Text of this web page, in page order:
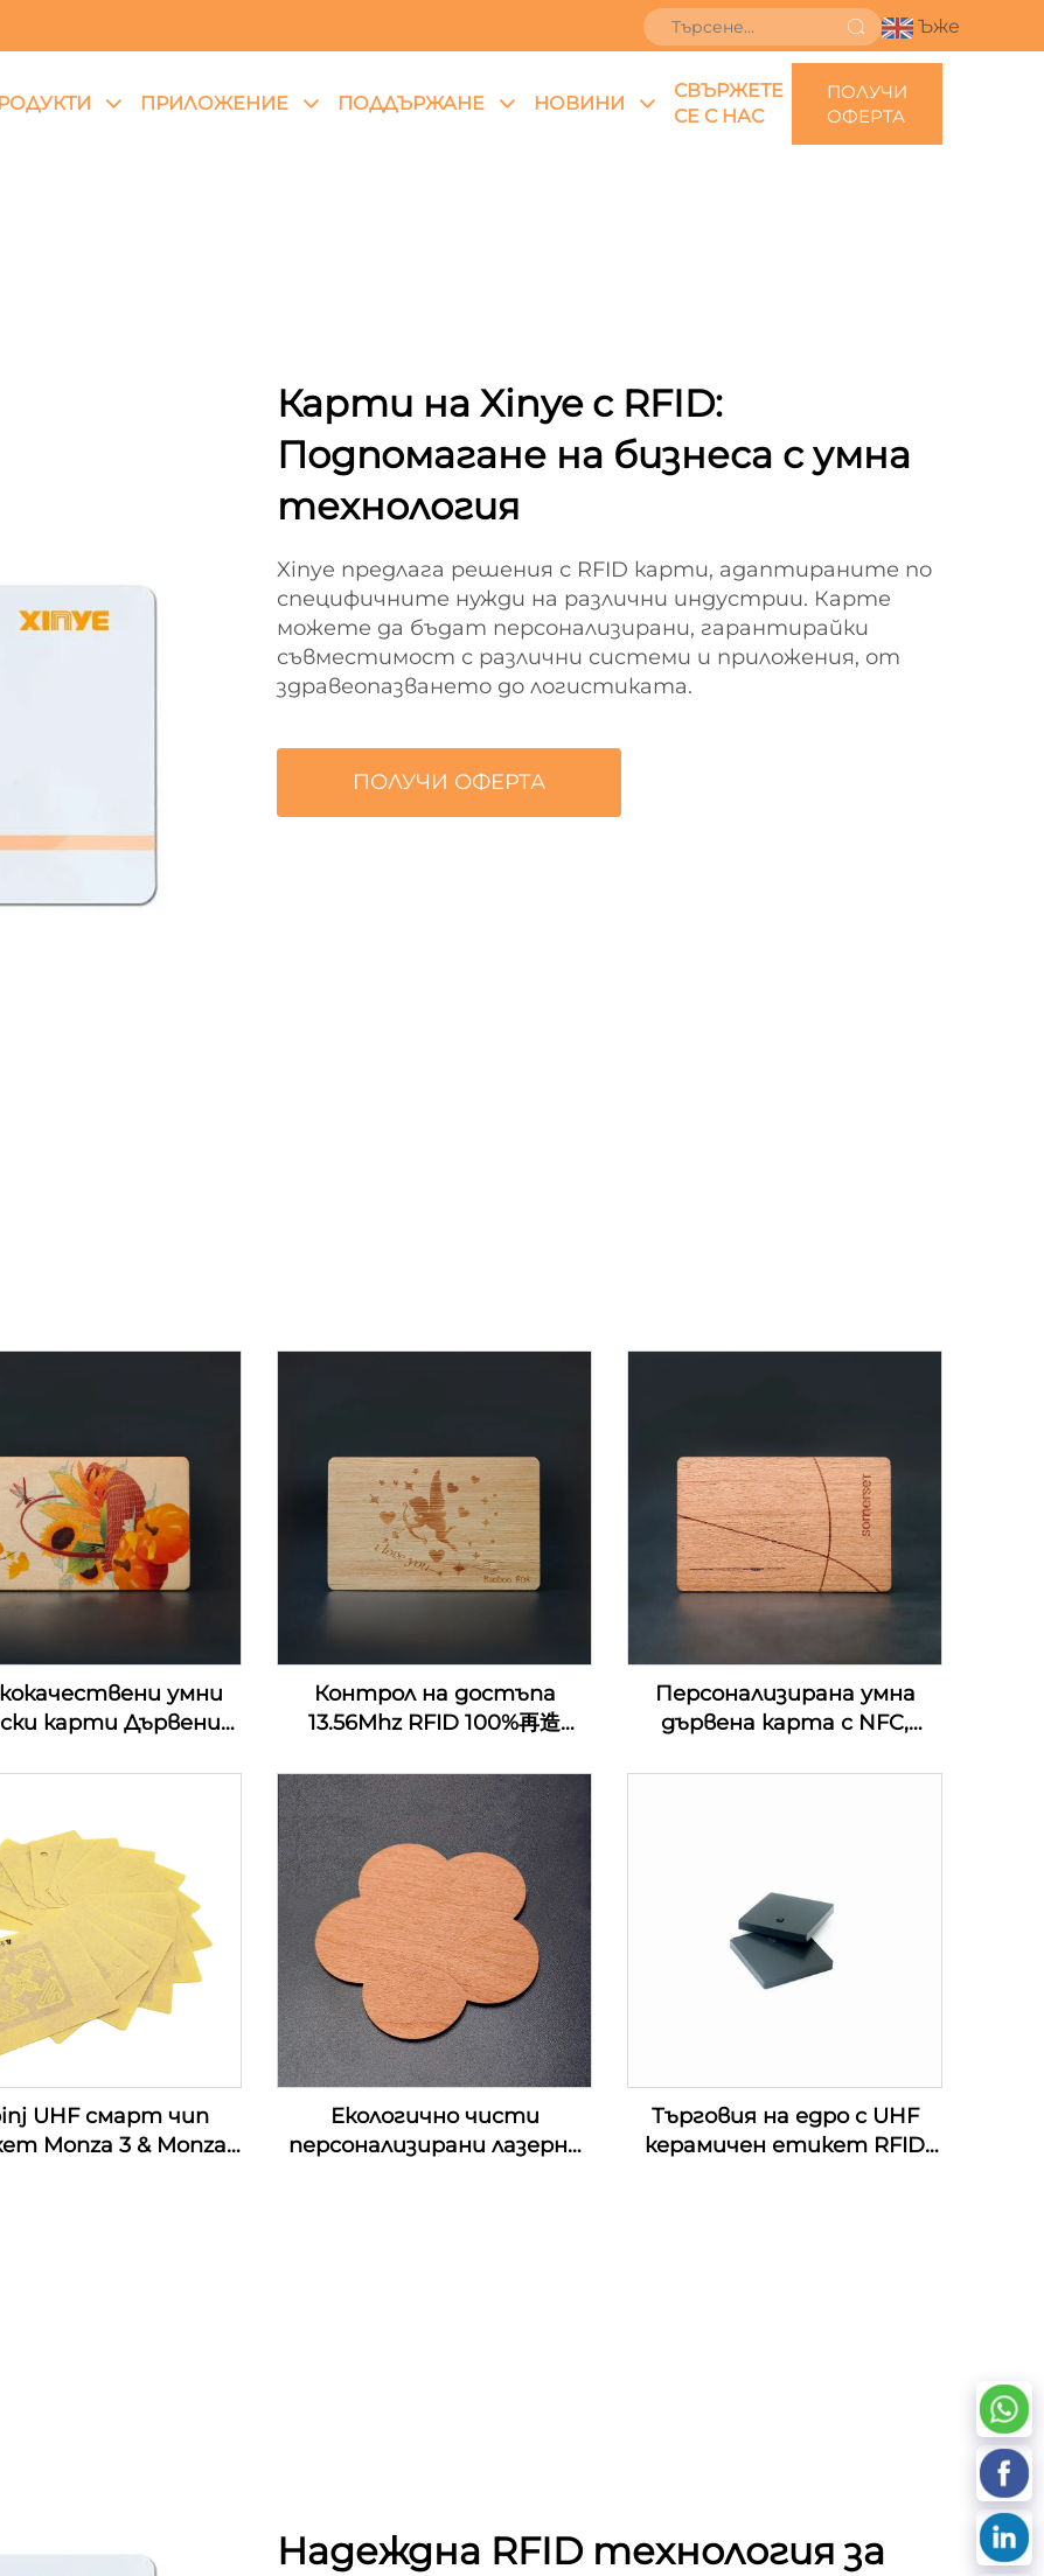
Ъже
ПРИЛОЖЕНИЕ ПОДДЪРЖАНЕ НОВИНИ
СВЪРЖЕТЕ
СЕ С НАС
ПОЛУЧИ
ОФЕРТА
Карти на Xinye с RFID:
Подпомагане на бизнеса с умна
технология
Xinye предлага решения с RFID карти, адаптираните по
специфичните нужди на различни индустрии. Карте
можете да бъдат персонализирани, гарантирайки
съвместимост с различни системи и приложения, от
здравеопазването до логистиката.
ПОЛУЧИ ОФЕРТА
умни
карти Дървени
карти RFID NFC
Контрол на достъпа
13.56Mhz RFID 100%再造
ключови карти за хотел
Персонализирана умна
дървена карта с NFC,
EV1 4K дървена карта
UHF смарт чип
Monza 3 & Monza
Екологично чисти
персонализирани лазерно
Търговия на едро с UHF
керамичен етикет RFID
Надеждна RFID технология за